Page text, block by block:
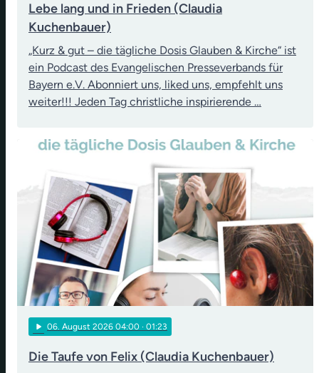
Lebe lang und in Frieden (Claudia
Kuchenbauer)
„Kurz & gut – die tägliche Dosis Glauben & Kirche“ ist
ein Podcast des Evangelischen Presseverbands für
Bayern e.V. Abonniert uns, liked uns, empfehlt uns
weiter!!! Jeden Tag christliche inspirierende …
play_arrow 06. August 2026 04:00 · 01:23
Die Taufe von Felix (Claudia Kuchenbauer)